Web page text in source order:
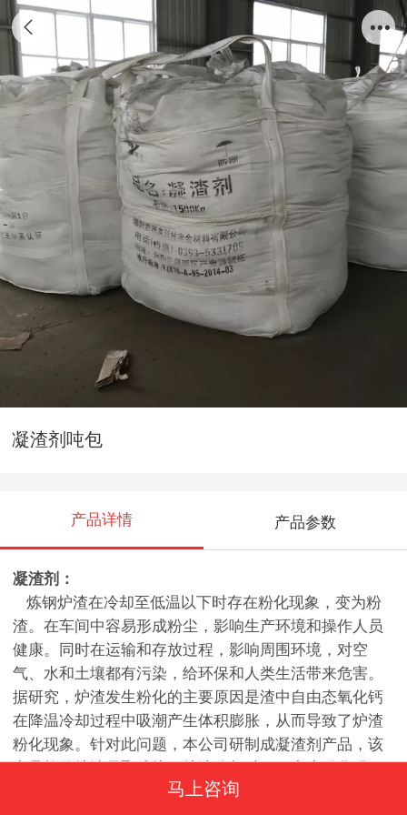
凝渣剂吨包
产品详情 产品参数
凝渣剂：
炼钢炉渣在冷却至低温以下时存在粉化现象，变为粉
渣。在车间中容易形成粉尘，影响生产环境和操作人员
健康。同时在运输和存放过程，影响周围环境，对空
气、水和土壤都有污染，给环保和人类生活带来危害。
据研究，炉渣发生粉化的主要原因是渣中自由态氧化钙
在降温冷却过程中吸潮产生体积膨胀，从而导致了炉渣
粉化现象。针对此问题，本公司研制成凝渣剂产品，该
象，从根源上避免粉尘对环境的污染，有利于提升生产
马上咨询